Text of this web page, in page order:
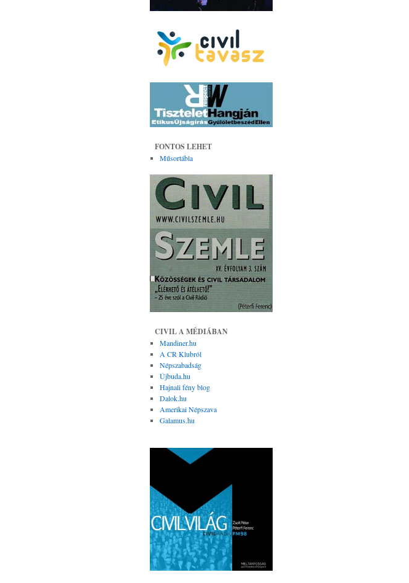
FONTOS LEHET
Műsortábla
CIVIL A MÉDIÁBAN
Mandiner.hu
A CR Klubról
Népszabadság
Újbuda.hu
Hajnali fény blog
Dalok.hu
Amerikai Népszava
Galamus.hu